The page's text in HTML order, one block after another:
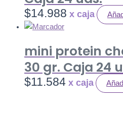
$14.988
mini protein
30 gr. Caja 24
$11.584